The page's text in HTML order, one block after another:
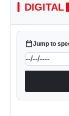
DIGITAL
calendar_todayJump to